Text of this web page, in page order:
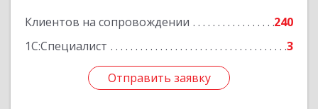
Клиентов на сопровождении
240
1С:Специалист
3
Отправить заявку
Отправить заявку